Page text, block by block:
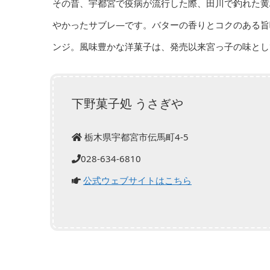
その昔、宇都宮で疫病が流行した際、田川で釣れた
やかったサブレ―です。バターの香りとコクのある
ンジ。風味豊かな洋菓子は、発売以来宮っ子の味と
下野菓子処 うさぎや
栃木県宇都宮市伝馬町4-5
028-634-6810
公式ウェブサイトはこちら